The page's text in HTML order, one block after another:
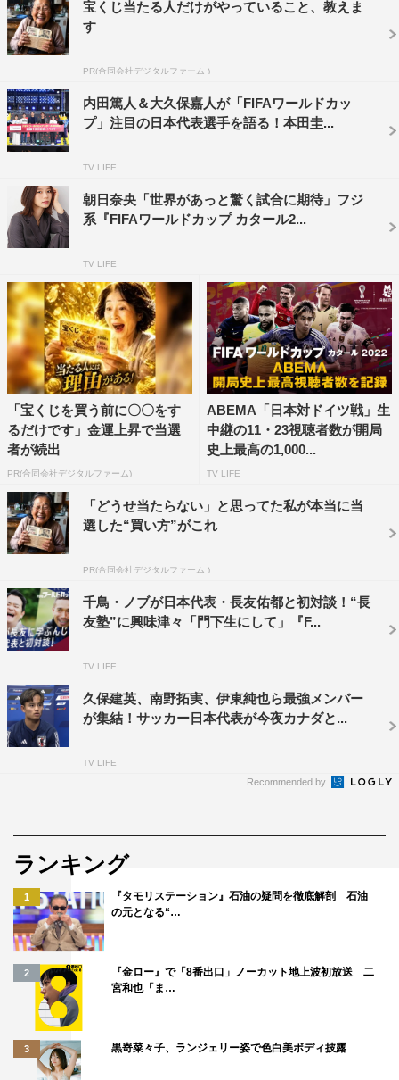
『FIFAワールドカップ カタール2022』
フジテレビ系
・グループステージ第1戦
2022年11月22日（火） デンマーク×チュニジア 午後9時～
深夜0時10分
2022年11月23日（水・祝） モロッコ×クロアチア 午後6時
～9時10分
2022年11月24日（木） ウルグアイ×韓国 午後9時～深夜0
時10分
・グループステージ第2戦
2022年11月28日（月） カメルーン×セルビア 午後6時～9
時10分
2022年11月28日（月） ブラジル×スイス 深夜0時10分～3
時10分
・グループステージ第3戦
2022年12月1日（木） 日本×スペイン 深夜2時～6時10分
2022年12月2日（金） セルビア×スイス 深夜3時40分～6
時10分
・決勝トーナメント1回戦
2022年12月5日（月） E組1位×F組2位 午後11時～深夜2時
10分
2022年12月6日（火） F組1位×E組2位 午後11時～深夜2時
10分
・3位決定戦
2022年12月17日（土）午後11時10分～深夜2時10分
（すべて生放送）
宝くじ当たる人だけがやっていること、教えま
す
PR(合同会社デジタルファーム )
内田篤人＆大久保嘉人が「FIFAワールドカッ
プ」注目の日本代表選手を語る！本田圭...
TV LIFE
朝日奈央「世界があっと驚く試合に期待」フジ
系『FIFAワールドカップ カタール2...
TV LIFE
「宝くじを買う前に〇〇をす
るだけです」金運上昇で当選
者が続出
PR(合同会社デジタルファーム)
ABEMA「日本対ドイツ戦」生
中継の11・23視聴者数が開局
史上最高の1,000...
TV LIFE
「どうせ当たらない」と思ってた私が本当に当
選した“買い方”がこれ
PR(合同会社デジタルファーム )
千鳥・ノブが日本代表・長友佑都と初対談！“長
友塾”に興味津々「門下生にして」『F...
TV LIFE
久保建英、南野拓実、伊東純也ら最強メンバー
が集結！サッカー日本代表が今夜カナダと...
TV LIFE
Recommended by
ランキング
1
『タモリステーション』石油の疑問を徹底解剖 石油
の元となる“…
2
『金ロー』で「8番出口」ノーカット地上波初放送 二
宮和也「ま…
3 黒嵜菜々子、ランジェリー姿で色白美ボディ披露